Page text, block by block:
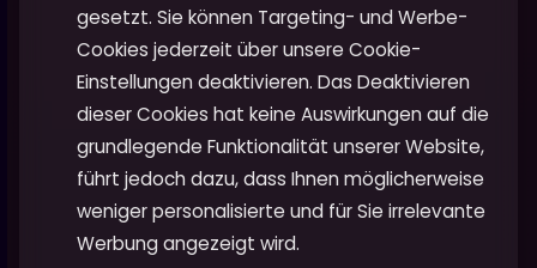
gesetzt. Sie können Targeting- und Werbe-
Cookies jederzeit über unsere Cookie-
Einstellungen deaktivieren. Das Deaktivieren
dieser Cookies hat keine Auswirkungen auf die
grundlegende Funktionalität unserer Website,
führt jedoch dazu, dass Ihnen möglicherweise
weniger personalisierte und für Sie irrelevante
Werbung angezeigt wird.